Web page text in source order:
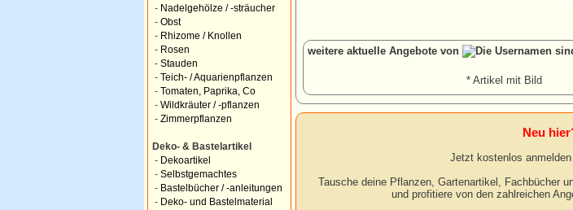
- Nadelgehölze / -sträucher
- Obst
- Rhizome / Knollen
- Rosen
- Stauden
- Teich- / Aquarienpflanzen
- Tomaten, Paprika, Co
- Wildkräuter / -pflanzen
- Zimmerpflanzen
Deko- & Bastelartikel
- Dekoartikel
- Selbstgemachtes
- Bastelbücher / -anleitungen
- Deko- und Bastelmaterial
weitere aktuelle Angebote von
* Artikel mit Bild
Neu
Jetzt kostenlos
Tausche deine Pflanzen, Gartenartikel, Fachbücher
und profitiere von den zahlreichen